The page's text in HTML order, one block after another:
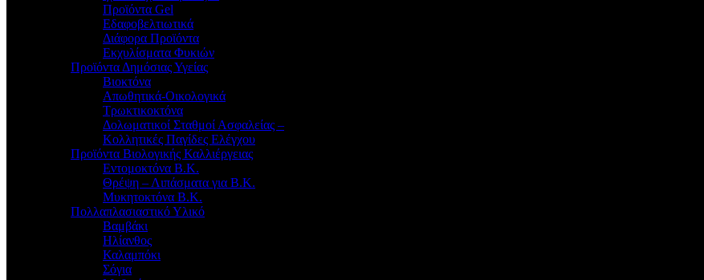
Προϊόντα Gel
Εδαφοβελτιωτικά
Διάφορα Προϊόντα
Εκχυλίσματα Φυκιών
Προϊόντα Δημόσιας Υγείας
Βιοκτόνα
Απωθητικά-Οικολογικά
Τρωκτικοκτόνα
Δολωματικοί Σταθμοί Ασφαλείας –
Κολλητικές Παγίδες Ελέγχου
Προϊόντα Βιολογικής Καλλιέργειας
Εντομοκτόνα Β.Κ.
Θρέψη – Λιπάσματα για Β.Κ.
Μυκητοκτόνα Β.Κ.
Πολλαπλασιαστικό Υλικό
Βαμβάκι
Ηλίανθος
Καλαμπόκι
Σόγια